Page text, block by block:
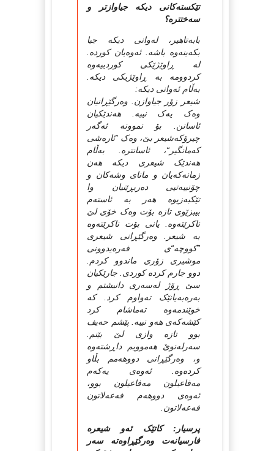
تێکستەکانی دیکە جیاوازتر و
سەختترە؟
بابه‌تاهیر، له‌وانی دیکه‌ جیا
بکه‌ینه‌وه‌ باشه‌. ئه‌وه‌یان کورده‌.
له‌ ڕاوێژێکی کوردییه‌وه‌
کردوومه‌ به‌ ڕاوێژیکی دیکه‌.
به‌ڵام ئه‌وانی دیکه‌:
شیعر زۆر جیاوازن. وه‌رگێڕانیان
وه‌ک یه‌ک نییه‌. هه‌ندێکیان
ئاسانن. بۆ نموونه‌ ئه‌گه‌ر
چیرۆکه‌شیعر بێ، وه‌ک ”ئاره‌شی
که‌مانگیر“، ئاسانتره‌. به‌ڵام
هه‌ندێک شیعری دیکه‌ هه‌ن
زمانه‌که‌یان و مانای وشه‌کان و
چۆنییه‌تیی ده‌ربڕێنیان وا
تێکبه‌زیوه‌ هه‌ر به‌ ئاسته‌م
بیبزێوی تازه‌ بۆت وه‌ک خۆی لێ
ناکرێته‌وه‌. یانی بۆت ناکرێته‌وه‌
به‌ شیعر. وه‌رگێڕانی شیعری
”کووچه“‌ی فه‌ره‌یدوونی
موشیری زۆری ماندوو کردم.
دوو جارم کرده‌ کوردی. جارێکیان
سێ ڕۆژ له‌سه‌ری دانیشتم و
به‌ره‌به‌یانێک ته‌واوم کرد. که‌
خوێندمه‌وه‌ ته‌ماشام کرد
کێشه‌که‌ی هه‌و نییه‌. پێشم حه‌یف
بوو تازه‌ وازی لێ بێنم.
سه‌رله‌نوێ هه‌موویم داڕشته‌وه‌
و، وه‌رگێڕانی دووهه‌مم بڵاو
کرده‌وه‌. ئه‌وه‌ی یه‌که‌م
مه‌فاعیلون مه‌فاعیلون بوو،
ئه‌وه‌ی دووهه‌م فه‌عه‌لاتون
فه‌عه‌لاتون.
پرسیار: کاتێک ئەو شیعرە
فارسیانەت وەرگێڕاوەتە سەر